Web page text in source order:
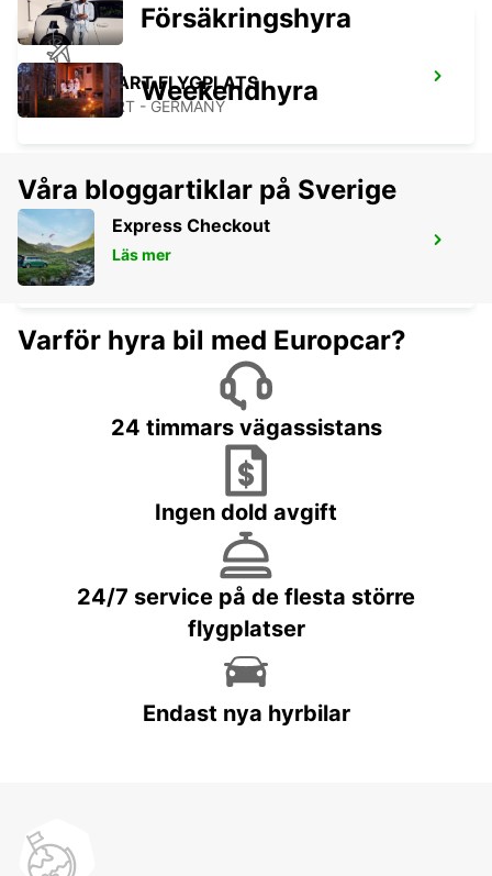
STUTTGART FLYGPLATS
STUTTGART - GERMANY
HEILBRONN
HEILBRONN - GERMANY
Försäkringshyra
Weekendhyra
Våra bloggartiklar på Sverige
Express Checkout
Läs mer
Varför hyra bil med Europcar?
24 timmars vägassistans
Ingen dold avgift
24/7 service på de flesta större
flygplatser
Endast nya hyrbilar